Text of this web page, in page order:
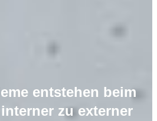
entstehen beim
zu externer